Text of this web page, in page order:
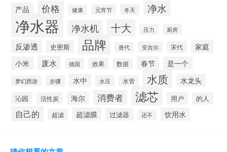
产品 价格 健康 元宵节 冬天 净水
净水器 净水机 十大 压力 厨房
反渗透 史密斯 品牌 唐代 安吉尔 宋代
家庭
小米
废水 德国 效果 数据 春节 是一个
梦幻西游 步骤 水中 水压 水管 水质 水龙头
沁园 活性炭 海尔 消费者 滤芯 用户 的人
自己的 超滤 超滤膜 过滤器 还不 饮用水